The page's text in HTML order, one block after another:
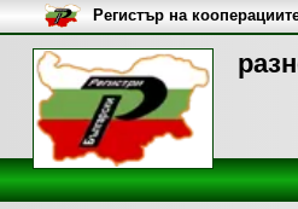
Регистър на